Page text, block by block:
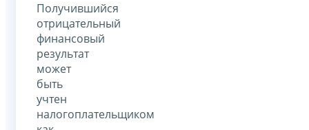
Получившийся
отрицательный
финансовый
результат
может
быть
учтен
налогоплательщиком